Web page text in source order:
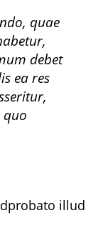
quae
debet
ea res
quo
illud